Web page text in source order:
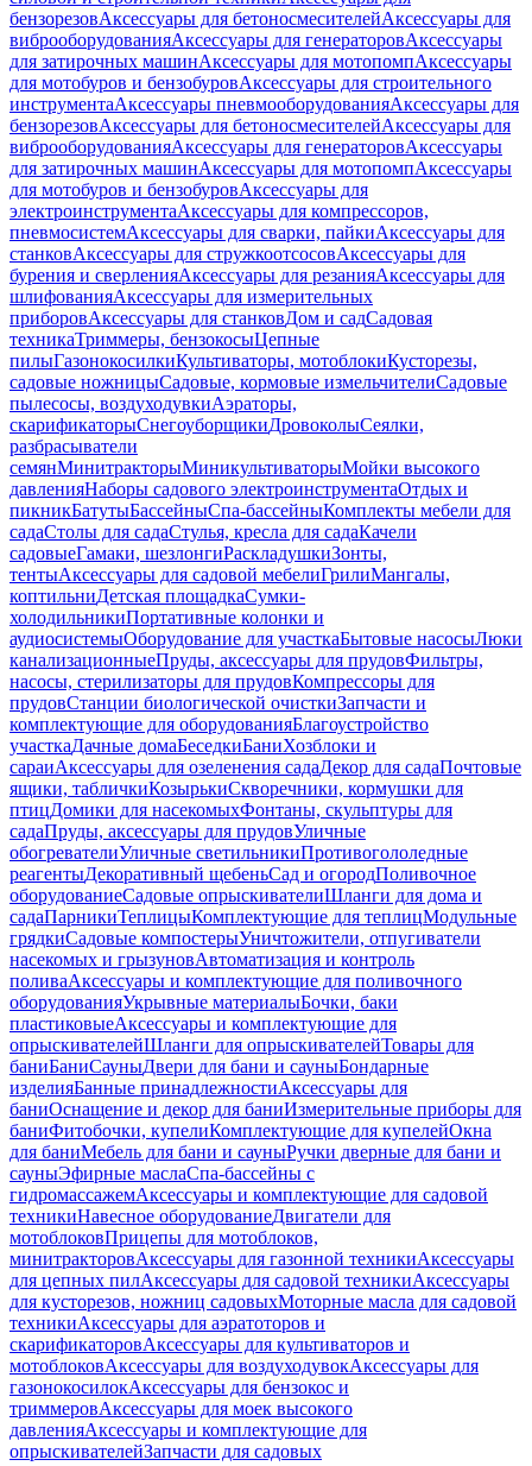
бензорезовАксессуары для бетоносмесителейАксессуары для
виброоборудованияАксессуары для генераторовАксессуары
для затирочных машинАксессуары для мотопомпАксессуары
для мотобуров и бензобуровАксессуары для строительного
инструментаАксессуары пневмооборудованияАксессуары для
бензорезовАксессуары для бетоносмесителейАксессуары для
виброоборудованияАксессуары для генераторовАксессуары
для затирочных машинАксессуары для мотопомпАксессуары
для мотобуров и бензобуровАксессуары для
электроинструментаАксессуары для компрессоров,
пневмосистемАксессуары для сварки, пайкиАксессуары для
станковАксессуары для стружкоотсосовАксессуары для
бурения и сверленияАксессуары для резанияАксессуары для
шлифованияАксессуары для измерительных
приборовАксессуары для станковДом и садСадовая
техникаТриммеры, бензокосыЦепные
пилыГазонокосилкиКультиваторы, мотоблокиКусторезы,
садовые ножницыСадовые, кормовые измельчителиСадовые
пылесосы, воздуходувкиАэраторы,
скарификаторыСнегоуборщикиДровоколыСеялки,
разбрасыватели
семянМинитракторыМиникультиваторыМойки высокого
давленияНаборы садового электроинструментаОтдых и
пикникБатутыБассейныСпа-бассейныКомплекты мебели для
садаСтолы для садаСтулья, кресла для садаКачели
садовыеГамаки, шезлонгиРаскладушкиЗонты,
тентыАксессуары для садовой мебелиГрилиМангалы,
коптильниДетская площадкаСумки-
холодильникиПортативные колонки и
аудиосистемыОборудование для участкаБытовые насосыЛюки
канализационныеПруды, аксессуары для прудовФильтры,
насосы, стерилизаторы для прудовКомпрессоры для
прудовСтанции биологической очисткиЗапчасти и
комплектующие для оборудованияБлагоустройство
участкаДачные домаБеседкиБаниХозблоки и
сараиАксессуары для озеленения садаДекор для садаПочтовые
ящики, табличкиКозырькиСкворечники, кормушки для
птицДомики для насекомыхФонтаны, скульптуры для
садаПруды, аксессуары для прудовУличные
обогревателиУличные светильникиПротивогололедные
реагентыДекоративный щебеньСад и огородПоливочное
оборудованиеСадовые опрыскивателиШланги для дома и
садаПарникиТеплицыКомплектующие для теплицМодульные
грядкиСадовые компостерыУничтожители, отпугиватели
насекомых и грызуновАвтоматизация и контроль
поливаАксессуары и комплектующие для поливочного
оборудованияУкрывные материалыБочки, баки
пластиковыеАксессуары и комплектующие для
опрыскивателейШланги для опрыскивателейТовары для
баниБаниСауныДвери для бани и сауныБондарные
изделияБанные принадлежностиАксессуары для
баниОснащение и декор для баниИзмерительные приборы для
баниФитобочки, купелиКомплектующие для купелейОкна
для баниМебель для бани и сауныРучки дверные для бани и
сауныЭфирные маслаСпа-бассейны с
гидромассажемАксессуары и комплектующие для садовой
техникиНавесное оборудованиеДвигатели для
мотоблоковПрицепы для мотоблоков,
минитракторовАксессуары для газонной техникиАксессуары
для цепных пилАксессуары для садовой техникиАксессуары
для кусторезов, ножниц садовыхМоторные масла для садовой
техникиАксессуары для аэратоторов и
скарификаторовАксессуары для культиваторов и
мотоблоковАксессуары для воздуходувокАксессуары для
газонокосилокАксессуары для бензокос и
триммеровАксессуары для моек высокого
давленияАксессуары и комплектующие для
опрыскивателейЗапчасти для садовых